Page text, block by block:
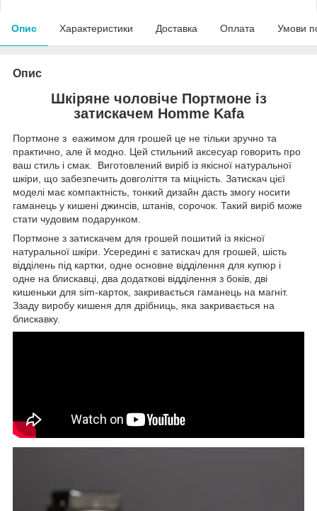
Опис Характеристики Доставка Оплата Умови
Опис
Шкіряне чоловіче Портмоне із
затискачем Homme Kafa
Портмоне з еажимом для грошей це не тільки зручно та
практично, але й модно. Цей стильний аксесуар говорить про
ваш стиль і смак. Виготовлений виріб із якісної натуральної
шкіри, що забезпечить довголіття та міцність. Затискач цієї
моделі має компактність, тонкий дизайн дасть змогу носити
гаманець у кишені джинсів, штанів, сорочок. Такий виріб може
стати чудовим подарунком.
Портмоне з затискачем для грошей пошитий із якісної
натуральної шкіри. Усередині є затискач для грошей, шість
відділень під картки, одне основне відділення для купюр і
одне на блискавці, два додаткові відділення з боків, дві
кишеньки для sim-карток, закривається гаманець на магніт.
Ззаду виробу кишеня для дрібниць, яка закривається на
блискавку.